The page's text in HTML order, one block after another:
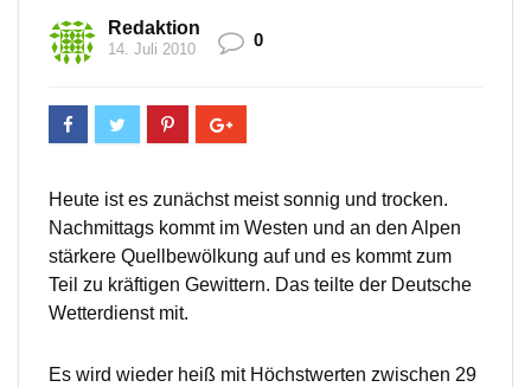
Redaktion
14. Juli 2010 0
Heute ist es zunächst meist sonnig und trocken.
Nachmittags kommt im Westen und an den Alpen
stärkere Quellbewölkung auf und es kommt zum
Teil zu kräftigen Gewittern. Das teilte der Deutsche
Wetterdienst mit.
Es wird wieder heiß mit Höchstwerten zwischen 29